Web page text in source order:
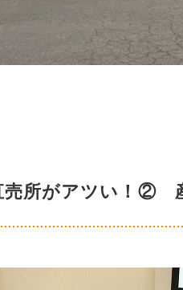
売所がアツい！②